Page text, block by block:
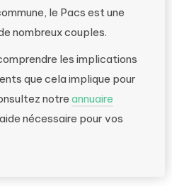
le Pacs est une
nombreux couples.
les implications
que cela implique pour
notre annuaire
nécessaire pour vos